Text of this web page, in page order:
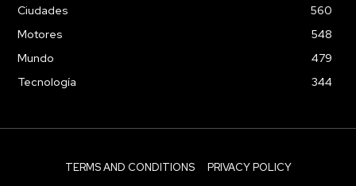
Ciudades
560
Motores
548
Mundo
479
Tecnología
344
TERMS AND CONDITIONS PRIVACY POLICY